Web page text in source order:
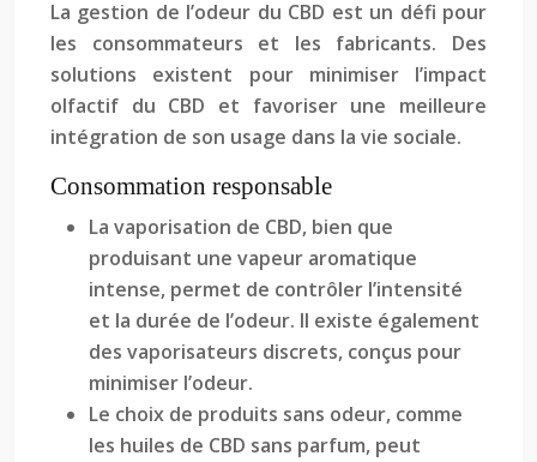
La gestion de l’odeur du CBD est un défi pour
les consommateurs et les fabricants. Des
solutions existent pour minimiser l’impact
olfactif du CBD et favoriser une meilleure
intégration de son usage dans la vie sociale.
Consommation responsable
La vaporisation de CBD, bien que
produisant une vapeur aromatique
intense, permet de contrôler l’intensité
et la durée de l’odeur. Il existe également
des vaporisateurs discrets, conçus pour
minimiser l’odeur.
Le choix de produits sans odeur, comme
les huiles de CBD sans parfum, peut